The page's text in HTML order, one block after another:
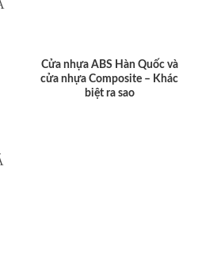
Cửa nhựa ABS Hàn Quốc và
cửa nhựa Composite – Khác
biệt ra sao